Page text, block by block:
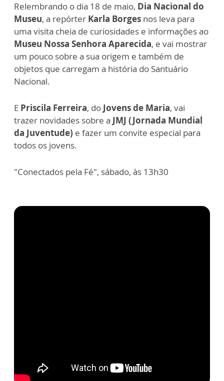
Relembrando o dia 18 de maio, Dia Nacional do
Museu, a repórter Karla Borges nos leva para
uma visita cheia de curiosidades e informações ao
Museu Nossa Senhora Aparecida, e vai mostrar
um pouco sobre a sua origem e também de
objetos que carregam a história do Santuário
Nacional.
E Priscila Ferreira, do Jovens de Maria, vai
trazer novidades sobre a JMJ (Jornada Mundial
da Juventude) e fazer um convite especial para
todos os jovens.
"Conectados pela Fé", sábado, às 13h30